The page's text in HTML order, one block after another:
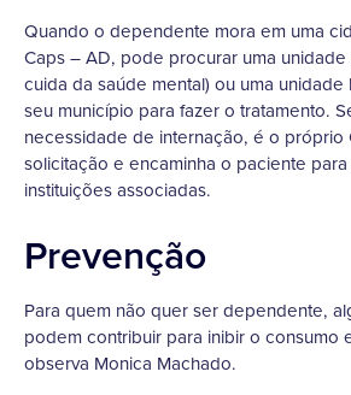
Quando o dependente mora em uma
Caps – AD, pode procurar uma
cuida da saúde mental) ou uma
seu município para fazer o tratamento.
necessidade de internação, é o próprio
solicitação e encaminha o paciente
instituições associadas.
Prevenção
Para quem não quer ser dependente,
podem contribuir para inibir o consumo
observa Monica Machado.